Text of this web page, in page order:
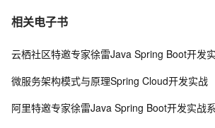
相关电子书
微服务架构模式与原理Spring Cloud开发实战